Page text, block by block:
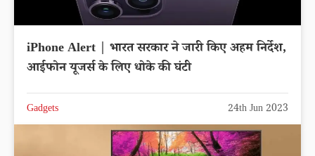
iPhone Alert | भारत सरकार ने जारी किए अहम निर्देश,
आईफोन यूजर्स के लिए धोके की घंटी
Gadgets 24th Jun 2023